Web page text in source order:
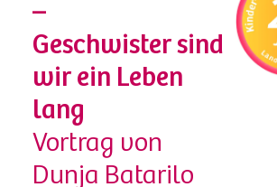
–
Geschwister sind
wir ein Leben
lang
Vortrag von
Dunja Batarilo